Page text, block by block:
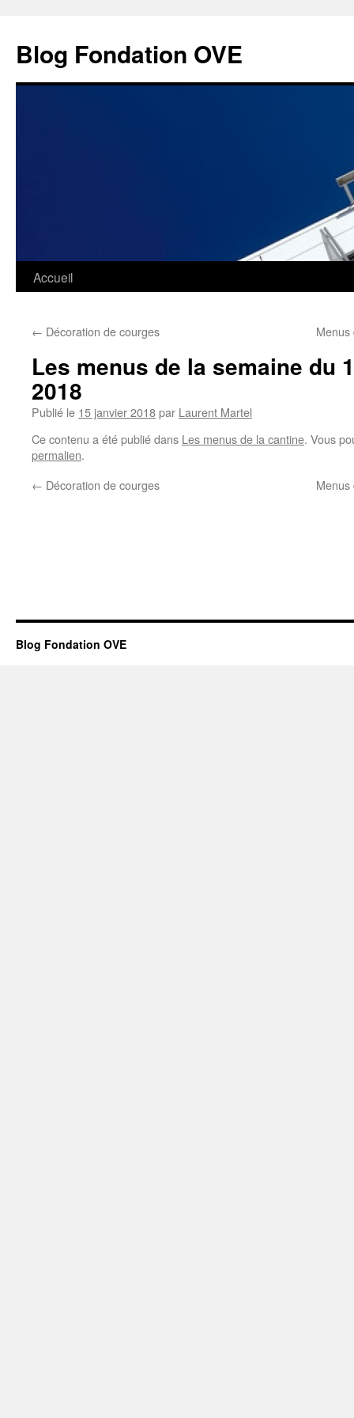
contenu
Blog Fondation OVE
Accueil
← Décoration de courges
Les menus de la semaine du
2018
Publié le 15 janvier 2018par Laurent Martel
Ce contenu a été publié dans Les menus de la cantine. Vous
permalien.
← Décoration de courges
Blog Fondation OVE